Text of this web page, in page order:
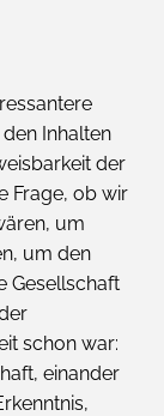
den Inhalten
der
Frage, ob wir
um
um den
Gesellschaft
schon war:
einander